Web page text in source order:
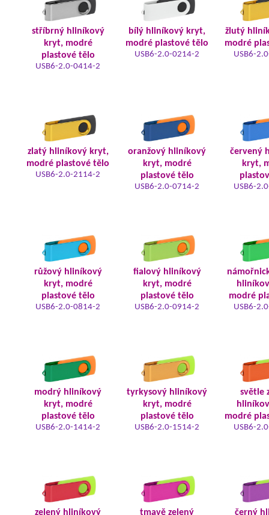
stříbrný hliníkový
kryt, modré
plastové tělo
USB6-2.0-0414-2
bílý hliníkový kryt,
modré plastové tělo
USB6-2.0-0214-2
žlutý
modré
USB6-
zlatý hliníkový kryt,
modré plastové tělo
USB6-2.0-2114-2
oranžový hliníkový
kryt, modré
plastové tělo
USB6-2.0-0714-2
červený
kryt,
USB6-
růžový hliníkový
kryt, modré
plastové tělo
USB6-2.0-0814-2
fialový hliníkový
kryt, modré
plastové tělo
USB6-2.0-0914-2
modré
USB6-
modrý hliníkový
kryt, modré
plastové tělo
USB6-2.0-1414-2
tyrkysový hliníkový
kryt, modré
plastové tělo
USB6-2.0-1514-2
světle
modré
USB6-
zelený hliníkový tmavě zelený černý